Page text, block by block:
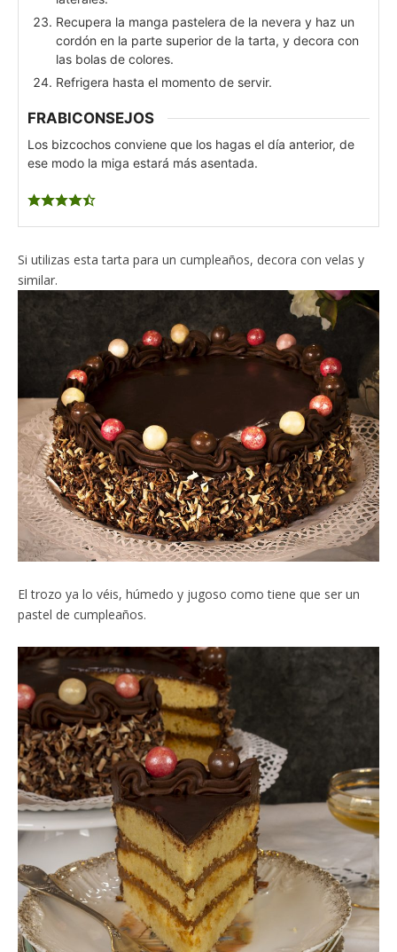
Recupera la manga pastelera de la nevera y haz un
cordón en la parte superior de la tarta, y decora con
las bolas de colores.
Refrigera hasta el momento de servir.
FRABICONSEJOS
Los bizcochos conviene que los hagas el día anterior, de
ese modo la miga estará más asentada.
Si utilizas esta tarta para un cumpleaños, decora con velas y
similar.
El trozo ya lo véis, húmedo y jugoso como tiene que ser un
pastel de cumpleaños.